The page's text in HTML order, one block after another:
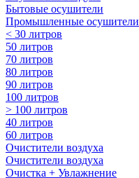
Бытовые осушители
Промышленные осушители
< 30 литров
50 литров
70 литров
80 литров
90 литров
100 литров
> 100 литров
40 литров
60 литров
Очистители воздуха
Очистители воздуха
Очистка + Увлажнение